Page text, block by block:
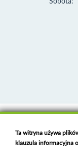
Deklaracja dostępności
Ta witryna używa
klauzula informacyjna